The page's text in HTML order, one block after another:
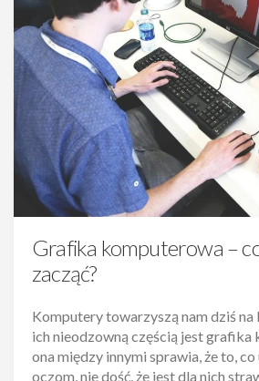
Grafika komputerowa –
zacząć?
Komputery towarzyszą nam dziś na
ich nieodzowną częścią jest grafika
ona między innymi sprawia, że to,
oczom, nie dość, że jest dla nich